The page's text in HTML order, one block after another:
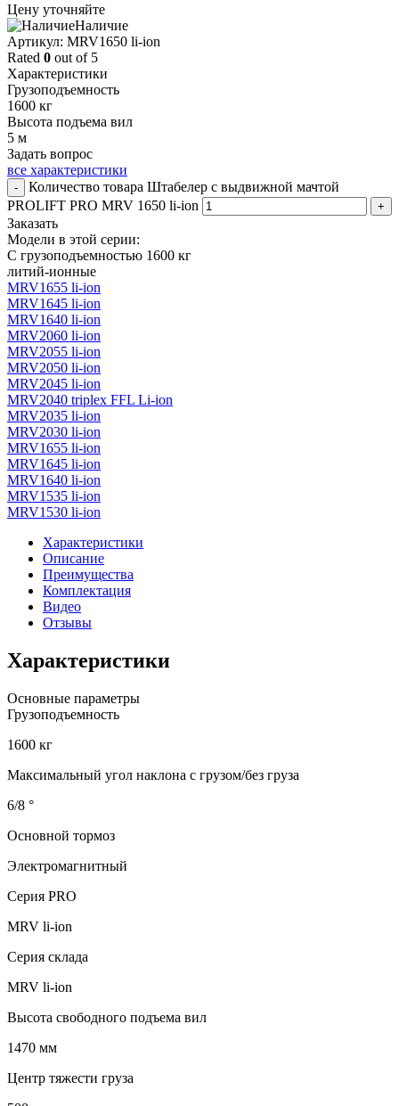
Цену уточняйте
Наличие
Aртикул: MRV1650 li-ion
Rated 0 out of 5
Характеристики
Грузоподъемность
1600 кг
Высота подъема вил
5 м
Задать вопрос
все характеристики
-
Количество товара Штабелер с выдвижной мачтой
PROLIFT PRO MRV 1650 li-ion
+
Заказать
Модели в этой серии:
С грузоподъемностью 1600 кг
литий-ионные
MRV1655 li-ion
MRV1645 li-ion
MRV1640 li-ion
MRV2060 li-ion
MRV2055 li-ion
MRV2050 li-ion
MRV2045 li-ion
MRV2040 triplex FFL Li-ion
MRV2035 li-ion
MRV2030 li-ion
MRV1655 li-ion
MRV1645 li-ion
MRV1640 li-ion
MRV1535 li-ion
MRV1530 li-ion
Характеристики
Описание
Преимущества
Комплектация
Видео
Отзывы
Характеристики
Основные параметры
Грузоподъемность
1600 кг
Максимальный угол наклона с грузом/без груза
6/8 °
Основной тормоз
Электромагнитный
Серия PRO
MRV li-ion
Серия склада
MRV li-ion
Высота свободного подъема вил
1470 мм
Центр тяжести груза